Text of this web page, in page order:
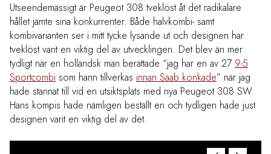
Utseendemässigt är Peugeot 308 tveklöst åt det radikalare
hållet jämte sina konkurrenter. Både halvkombi- samt
kombivarianten ser i mitt tycke lysande ut och designen har
tveklöst varit en viktig del av utvecklingen. Det blev än mer
tydligt när en holländsk man berättade “jag har en av 27 9-5
Sportcombi som hann tillverkas innan Saab konkade” när jag
hade stannat till vid en utsiktsplats med nya Peugeot 308 SW.
Hans kompis hade nämligen beställt en och tydligen hade just
designen varit en viktig del av det.